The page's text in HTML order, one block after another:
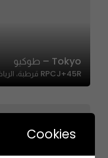
Tokyo – طوكيو
RPCJ+45R قرطبة، الرياض السعودية
Cookies